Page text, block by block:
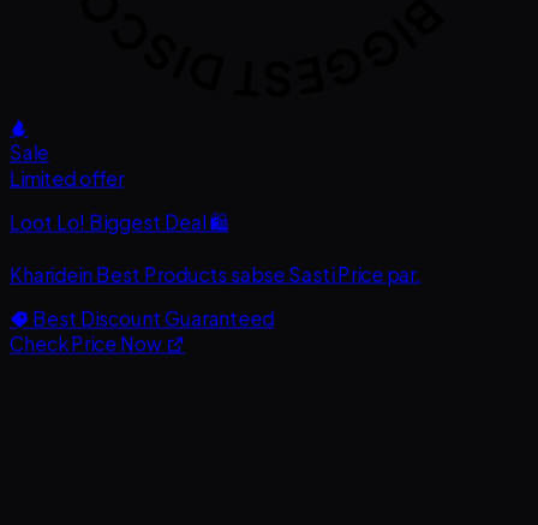
Sale
Limited offer
Loot Lo! Biggest Deal 🛍️
KharideinBest ProductssabseSasti Pricepar.
Best Discount Guaranteed
Check Price Now